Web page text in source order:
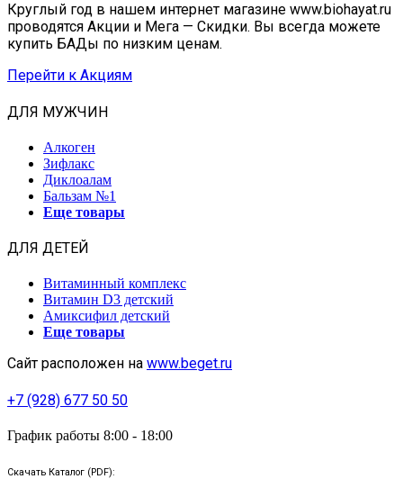
Круглый год в нашем интернет магазине www.biohayat.ru
проводятся Акции и Мега — Скидки. Вы всегда можете
купить БАДы по низким ценам.
Перейти к Акциям
ДЛЯ МУЖЧИН
Алкоген
Зифлакс
Диклоалам
Бальзам №1
Еще товары
ДЛЯ ДЕТЕЙ
Витаминный комплекс
Витамин D3 детский
Амиксифил детский
Еще товары
Сайт расположен на www.beget.ru
+7 (928) 677 50 50
График работы 8:00 - 18:00
Скачать Каталог (PDF):